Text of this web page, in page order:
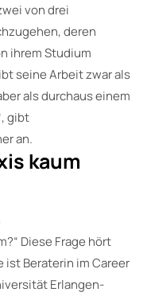
von drei
deren
ihrem Studium
seine Arbeit zwar als
als durchaus einem
gibt
an.
kaum
Diese Frage hört
ist Beraterin im Career
Erlangen-